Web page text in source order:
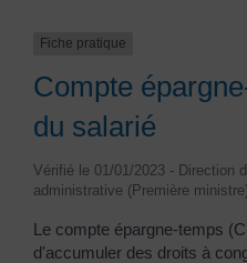
Fiche pratique
Compte
du salarié
Vérifié le 01/01/2023 - Direction
administrative (Première ministre)
Le compte épargne-temps
d'accumuler des droits à